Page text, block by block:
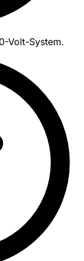
Volt-System.